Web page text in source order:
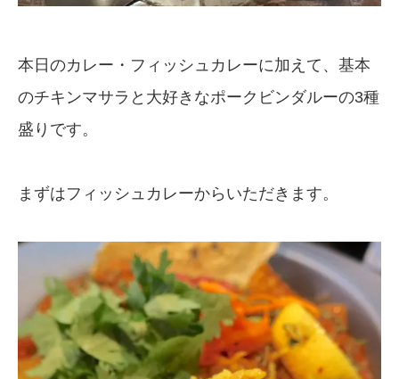
本日のカレー・フィッシュカレーに加えて、基本
のチキンマサラと大好きなポークビンダルーの3種
盛りです。
まずはフィッシュカレーからいただきます。